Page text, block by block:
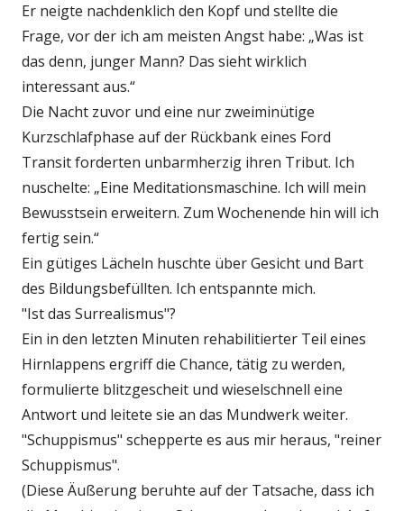
Er neigte nachdenklich den Kopf und stellte die
Frage, vor der ich am meisten Angst habe: „Was ist
das denn, junger Mann? Das sieht wirklich
interessant aus.“
Die Nacht zuvor und eine nur zweiminütige
Kurzschlafphase auf der Rückbank eines Ford
Transit forderten unbarmherzig ihren Tribut. Ich
nuschelte: „Eine Meditationsmaschine. Ich will mein
Bewusstsein erweitern. Zum Wochenende hin will ich
fertig sein.“
Ein gütiges Lächeln huschte über Gesicht und Bart
des Bildungsbefüllten. Ich entspannte mich.
"Ist das Surrealismus"?
Ein in den letzten Minuten rehabilitierter Teil eines
Hirnlappens ergriff die Chance, tätig zu werden,
formulierte blitzgescheit und wieselschnell eine
Antwort und leitete sie an das Mundwerk weiter.
"Schuppismus" schepperte es aus mir heraus, "reiner
Schuppismus".
(Diese Äußerung beruhte auf der Tatsache, dass ich